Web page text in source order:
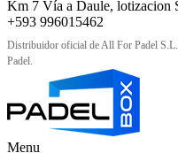
Km 7 Vía a Daule, lotizacion
+593 996015462
Distribuidor oficial de All For Padel
Padel.
Menu